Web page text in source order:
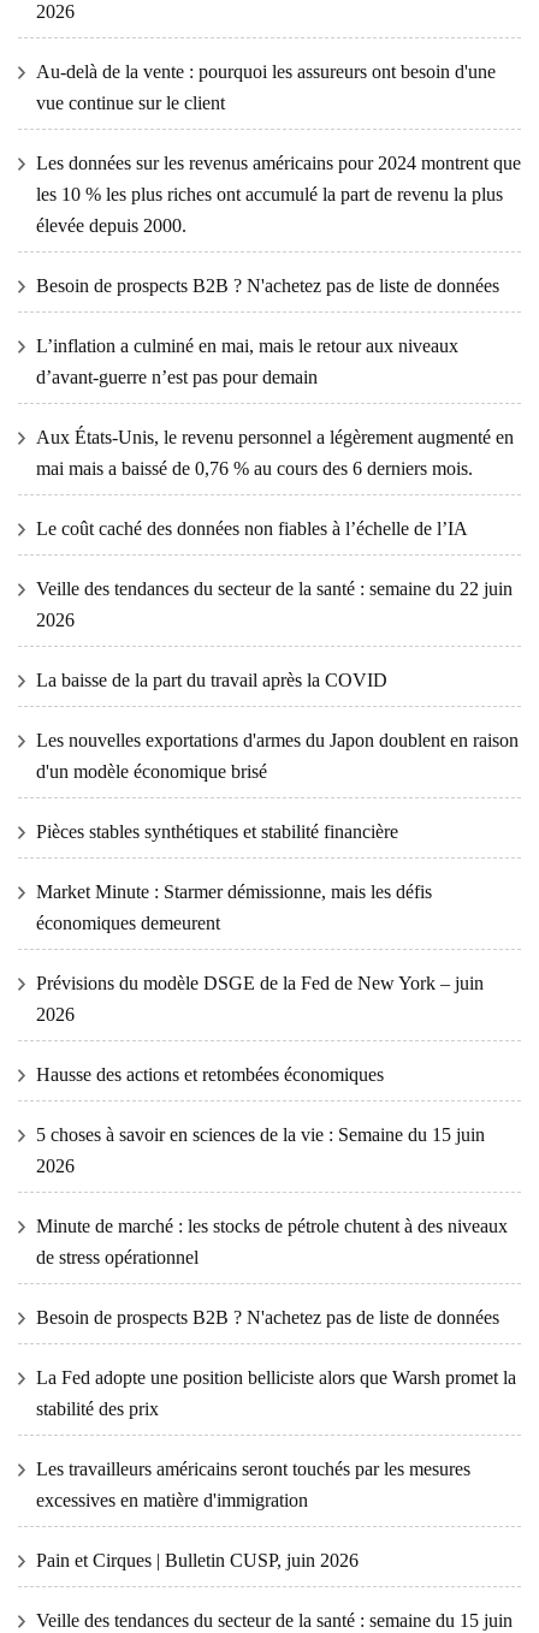
2026
Au-delà de la vente : pourquoi les assureurs ont besoin d'une
vue continue sur le client
Les données sur les revenus américains pour 2024 montrent que
les 10 % les plus riches ont accumulé la part de revenu la plus
élevée depuis 2000.
Besoin de prospects B2B ? N'achetez pas de liste de données
L’inflation a culminé en mai, mais le retour aux niveaux
d’avant-guerre n’est pas pour demain
Aux États-Unis, le revenu personnel a légèrement augmenté en
mai mais a baissé de 0,76 % au cours des 6 derniers mois.
Le coût caché des données non fiables à l’échelle de l’IA
Veille des tendances du secteur de la santé : semaine du 22 juin
2026
La baisse de la part du travail après la COVID
Les nouvelles exportations d'armes du Japon doublent en raison
d'un modèle économique brisé
Pièces stables synthétiques et stabilité financière
Market Minute : Starmer démissionne, mais les défis
économiques demeurent
Prévisions du modèle DSGE de la Fed de New York – juin
2026
Hausse des actions et retombées économiques
5 choses à savoir en sciences de la vie : Semaine du 15 juin
2026
Minute de marché : les stocks de pétrole chutent à des niveaux
de stress opérationnel
Besoin de prospects B2B ? N'achetez pas de liste de données
La Fed adopte une position belliciste alors que Warsh promet la
stabilité des prix
Les travailleurs américains seront touchés par les mesures
excessives en matière d'immigration
Pain et Cirques | Bulletin CUSP, juin 2026
Veille des tendances du secteur de la santé : semaine du 15 juin